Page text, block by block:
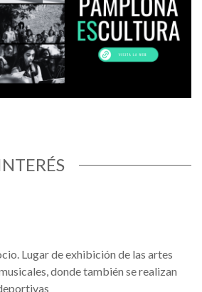
Lugar de exhibición de las artes
donde también se realizan